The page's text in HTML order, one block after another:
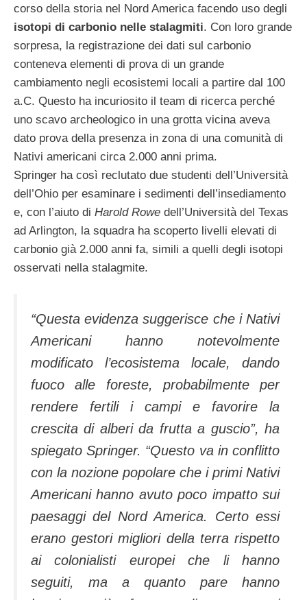
corso della storia nel Nord America facendo uso degli
isotopi di carbonio nelle stalagmiti. Con loro grande
sorpresa, la registrazione dei dati sul carbonio
conteneva elementi di prova di un grande
cambiamento negli ecosistemi locali a partire dal 100
a.C. Questo ha incuriosito il team di ricerca perché
uno scavo archeologico in una grotta vicina aveva
dato prova della presenza in zona di una comunità di
Nativi americani circa 2.000 anni prima.
Springer ha così reclutato due studenti dell’Università
dell’Ohio per esaminare i sedimenti dell’insediamento
e, con l’aiuto di Harold Rowe dell’Università del Texas
ad Arlington, la squadra ha scoperto livelli elevati di
carbonio già 2.000 anni fa, simili a quelli degli isotopi
osservati nella stalagmite.
“Questa evidenza suggerisce che i Nativi
Americani hanno notevolmente
modificato l’ecosistema locale, dando
fuoco alle foreste, probabilmente per
rendere fertili i campi e favorire la
crescita di alberi da frutta a guscio”, ha
spiegatoSpringer. “Questo va in conflitto
con la nozione popolare che i primi Nativi
Americani hanno avuto poco impatto sui
paesaggi del Nord America. Certo essi
erano gestori migliori della terra rispetto
ai colonialisti europei che li hanno
seguiti, ma a quanto pare hanno